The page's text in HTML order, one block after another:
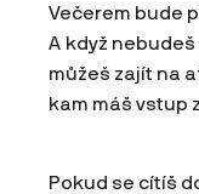
Večerem bude
A když
můžeš zajít na
kam máš vstup
Pokud se cítíš